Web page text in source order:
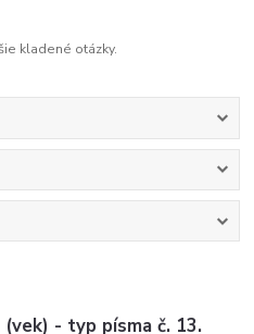
kladené otázky.
(vek) - typ písma č. 13.